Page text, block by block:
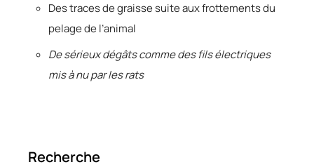
Des traces de graisse suite aux frottements du
pelage de l’animal
De sérieux dégâts comme des fils électriques
mis à nu par les rats
Recherche